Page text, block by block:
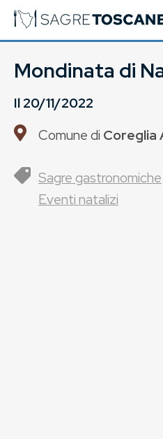
Mondinata di
Il20/11/2022
Comune di Coreglia
Sagre gastronomiche
Eventi natalizi